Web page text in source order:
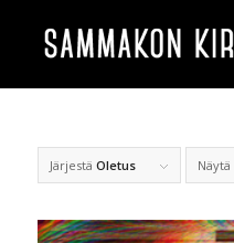
Järjestä Oletus Näytä